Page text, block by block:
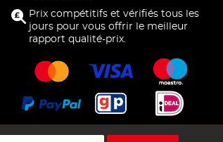
Prix compétitifs et vérifiés tous les
jours pour vous offrir le meilleur
rapport qualité-prix.